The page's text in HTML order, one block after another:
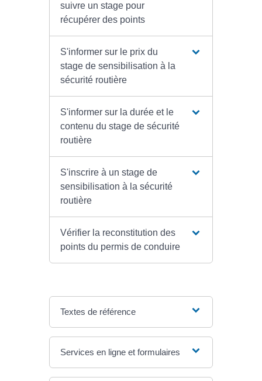
suivre un stage pour
récupérer des points
S'informer sur le prix du
stage de sensibilisation à la
sécurité routière
S'informer sur la durée et le
contenu du stage de sécurité
routière
S'inscrire à un stage de
sensibilisation à la sécurité
routière
Vérifier la reconstitution des
points du permis de conduire
Textes de référence
Services en ligne et formulaires